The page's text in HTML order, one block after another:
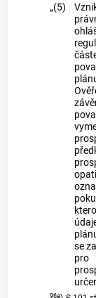
„(5)
se
pro
96a